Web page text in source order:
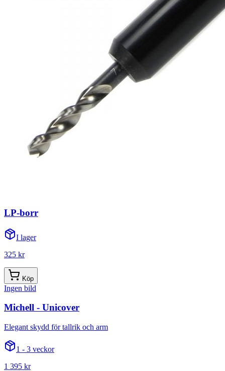
LP-borr
I lager
325 kr
Köp
Ingen bild
Michell - Unicover
Elegant skydd för tallrik och arm
1 - 3 veckor
1 395 kr